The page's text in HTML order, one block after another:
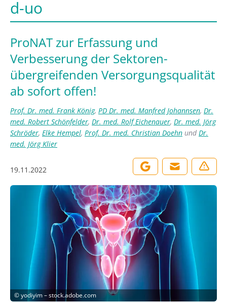
d-uo
ProNAT zur Erfassung und
Verbesserung der Sektoren-
übergreifenden Versorgungsqualität
ab sofort offen!
Prof. Dr. med. Frank König, PD Dr. med. Manfred Johannsen, Dr.
med. Robert Schönfelder, Dr. med. Rolf Eichenauer, Dr. med. Jörg
Schröder, Elke Hempel, Prof. Dr. med. Christian Doehn undDr.
med. Jörg Klier
19.11.2022
©yodiyim – stock.adobe.com